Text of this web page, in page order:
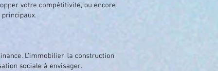
votre compétitivité, ou encore
L'immobilier, la construction
sociale à envisager.